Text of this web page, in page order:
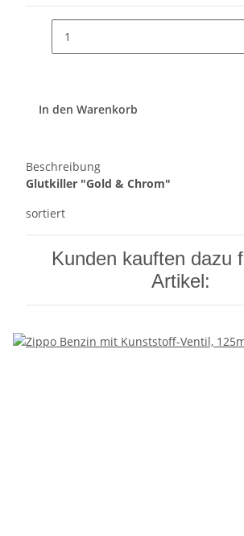
In den Warenkorb
Beschreibung
Glutkiller "Gold & Chrom"
sortiert
Kunden kauften dazu
Artikel: